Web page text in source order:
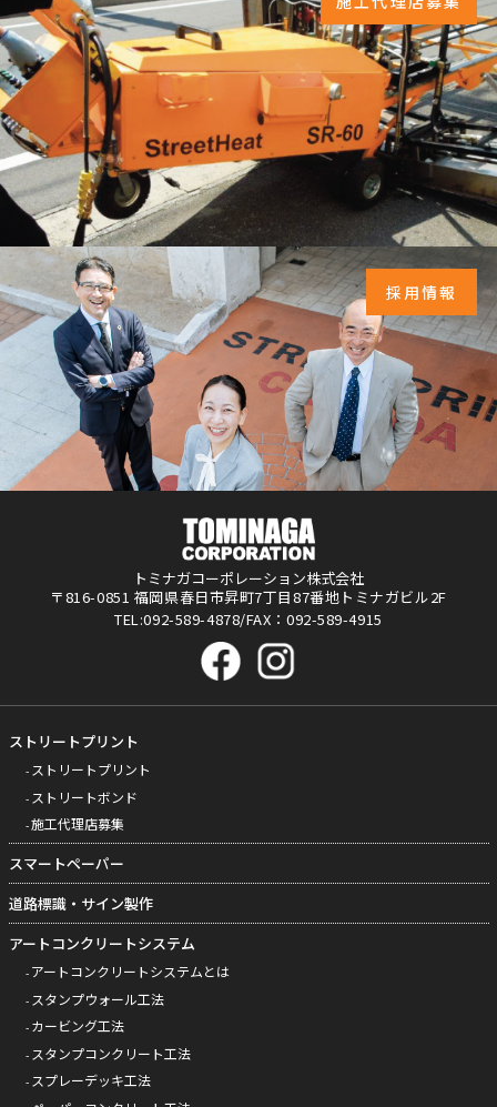
採用情報
トミナガコーポレーション株式会社
〒816-0851 福岡県春日市昇町7丁目87番地トミナガビル2F
TEL:092-589-4878/FAX：092-589-4915
ストリートプリント
ストリートプリント
ストリートボンド
施工代理店募集
スマートペーパー
道路標識・サイン製作
アートコンクリートシステム
アートコンクリートシステムとは
スタンプウォール工法
カービング工法
スタンプコンクリート工法
スプレーデッキ工法